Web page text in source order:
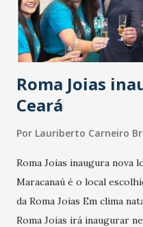
de Treinamento (CT)
ocorrerão logo após a
Roma Joias
Ceará
Por Lauriberto Carneiro
Roma Joias inaugura nova
Maracanaú é o local
da Roma Joias Em clima
Roma Joias irá inaugurar